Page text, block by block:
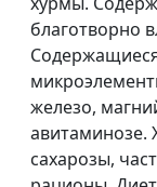
Кабачок -
целебный
Чем полезен
благотворно
железо,
авитаминозе.
сахарозы,